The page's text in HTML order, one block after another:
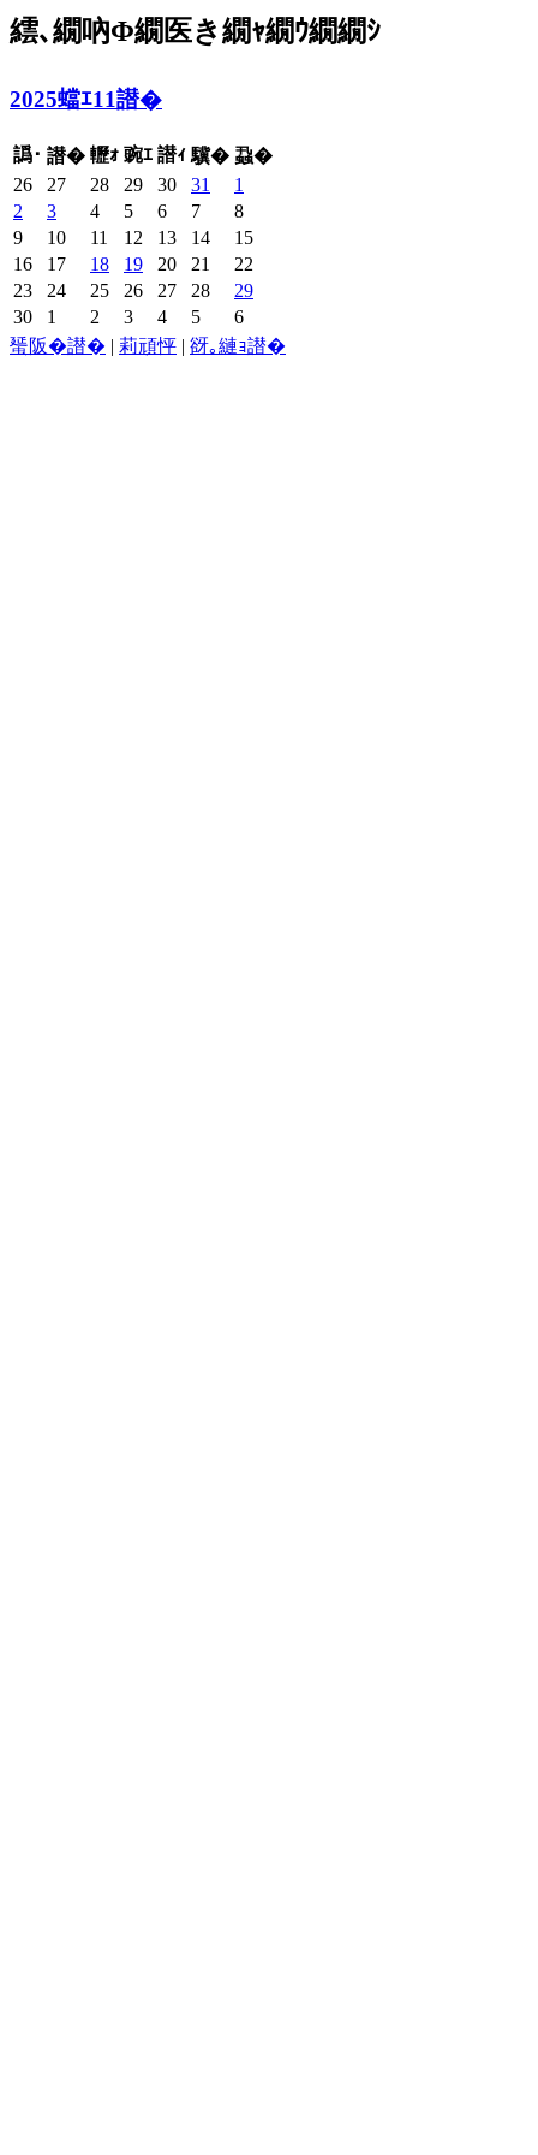
繧､繝吶Φ繝医き繝ｬ繝ｳ繝繝ｼ
2025蟷ｴ11譛�
譌･ 譛� 轣ｫ 豌ｴ 譛ｨ 驥� 蝨�
26
27 28 29 30 31
1
2
3 4 5 6 7
8
9
10 11 12 13 14
15
16
17 18 19 20 21
22
23
24 25 26 27 28
29
30
1 2 3 4 5
6
蜑阪�譛� | 莉頑怦 | 谺｡縺ｮ譛�